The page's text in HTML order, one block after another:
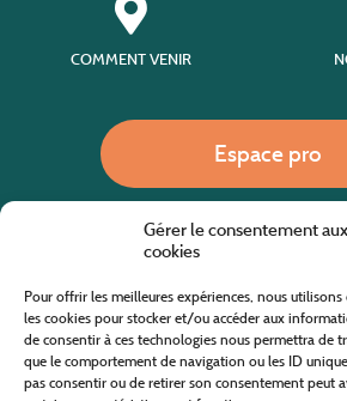
Gérer le consentement aux
cookies
Pour offrir les meilleures expériences, nous
les cookies pour stocker et/ou accéder aux
de consentir à ces technologies nous permettra de
que le comportement de navigation ou les ID
pas consentir ou de retirer son consentement peut
COMMENT VENIR
Espace pro
Site internet cofinancé par le fonds européen agricole
L'Europe investit dans les zones